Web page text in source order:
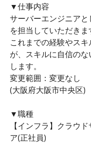
▼仕事内容
サーバーエンジニア
を担当していただきま
これまでの経験やス
が、スキルに自信の
します。
変更範囲：変更なし
(大阪府大阪市中央区)
▼職種
【インフラ】クラウ
ア(正社員)